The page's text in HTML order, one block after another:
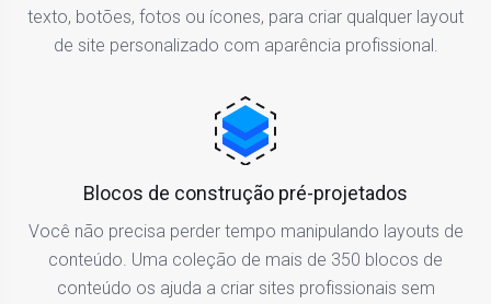
texto, botões, fotos ou ícones, para criar qualquer layout
de site personalizado com aparência profissional.
Blocos de construção pré-projetados
Você não precisa perder tempo manipulando layouts de
conteúdo. Uma coleção de mais de 350 blocos de
conteúdo os ajuda a criar sites profissionais sem